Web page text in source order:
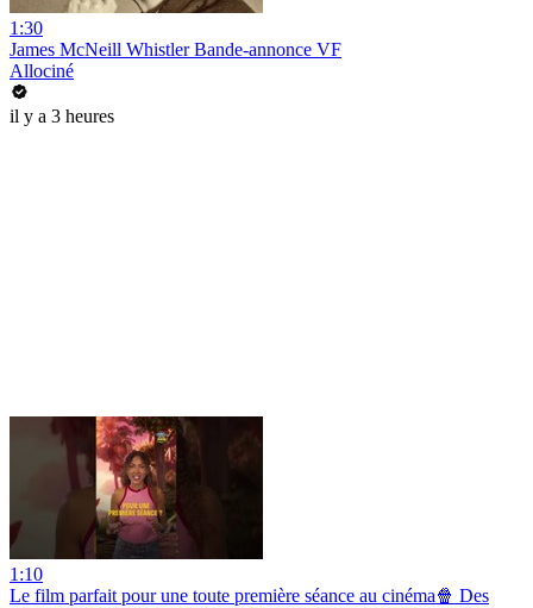
1:30
James McNeill Whistler Bande-annonce VF
Allociné
il y a 3 heures
1:10
Le film parfait pour une toute première séance au cinéma🍿 Des